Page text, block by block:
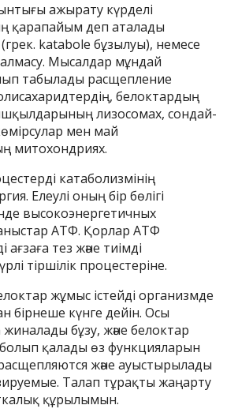
ажырату күрделі
қарапайым деп аталады
(грек. katabole бұзылуы), немесе
Мысалдар мұндай
табылады расщепление
белоктардың
лизосомах, сондай-
мен май
митохондриях.
катаболизмінің
Елеулі оның бір бөлігі
высокоэнергетичных
АТФ. Қорлар АТФ
ағзаға тез және тиімді
тіршілік процестеріне.
жұмыс істейді организмде
бірнеше күнге дейін. Осы
бұзу, және белоктар
қалады өз функцияларын
және ауыстырылады
Талап тұрақты жаңарту
құрылымын.